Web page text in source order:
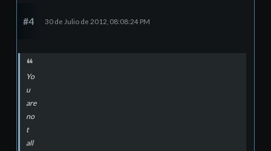
#4 30 de Julio de 2012, 08:08:24 PM
Yo
u
are
no
t
all